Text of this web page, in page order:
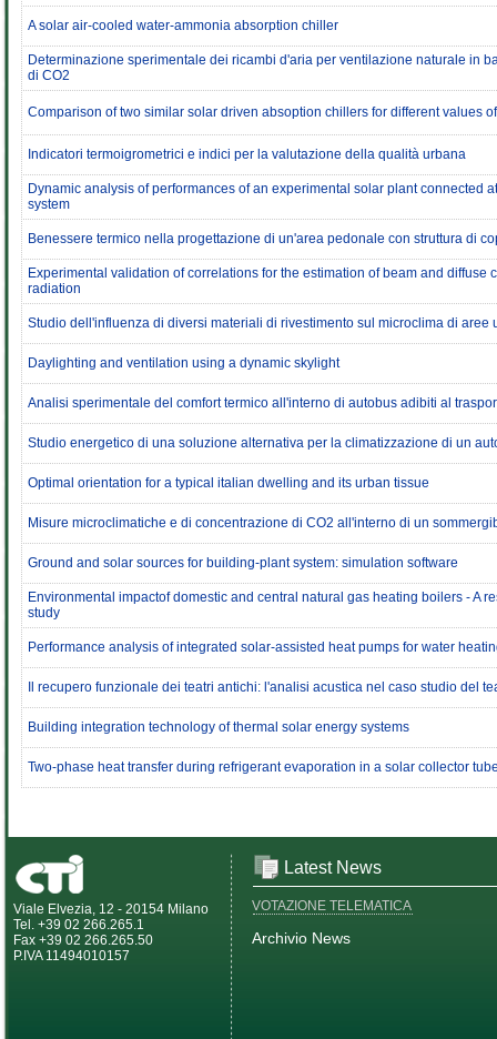
A solar air-cooled water-ammonia absorption chiller
Determinazione sperimentale dei ricambi d'aria per ventilazione naturale in
di CO2
Comparison of two similar solar driven absoption chillers for different values
Indicatori termoigrometrici e indici per la valutazione della qualità urbana
Dynamic analysis of performances of an experimental solar plant connected
system
Benessere termico nella progettazione di un'area pedonale con struttura di
Experimental validation of correlations for the estimation of beam and diffuse
radiation
Studio dell'influenza di diversi materiali di rivestimento sul microclima di aree
Daylighting and ventilation using a dynamic skylight
Analisi sperimentale del comfort termico all'interno di autobus adibiti al
Studio energetico di una soluzione alternativa per la climatizzazione di un
Optimal orientation for a typical italian dwelling and its urban tissue
Misure microclimatiche e di concentrazione di CO2 all'interno di un
Ground and solar sources for building-plant system: simulation software
Environmental impactof domestic and central natural gas heating boilers - A
study
Performance analysis of integrated solar-assisted heat pumps for water
Il recupero funzionale dei teatri antichi: l'analisi acustica nel caso studio del
Building integration technology of thermal solar energy systems
Two-phase heat transfer during refrigerant evaporation in a solar collector
Viale Elvezia, 12 - 20154 Milano
Tel. +39 02 266.265.1
Fax +39 02 266.265.50
P.IVA 11494010157
Latest News
VOTAZIONE TELEMATICA
Archivio News